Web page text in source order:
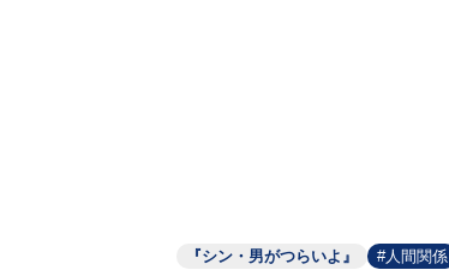
『シン・男がつらいよ』 #人間関係